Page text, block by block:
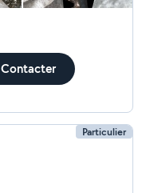
Contacter
Particulier